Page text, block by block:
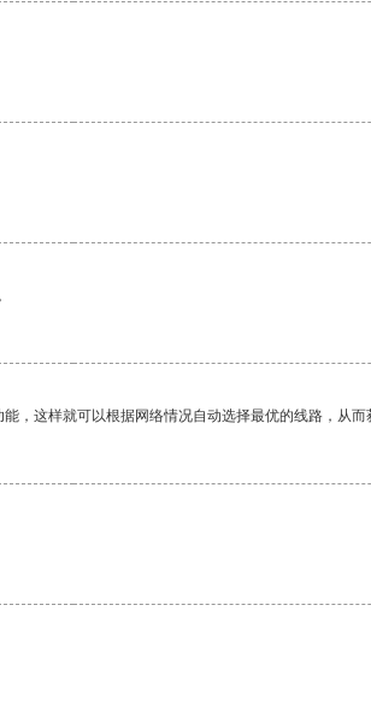
这样就可以根据网络情况自动选择最优的线路，从而